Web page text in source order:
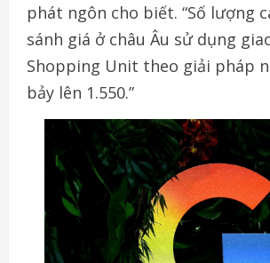
phát ngôn cho biết. “Số lượng
sánh giá ở châu Âu sử dụng
Shopping Unit theo giải pháp
bảy lên 1.550.”